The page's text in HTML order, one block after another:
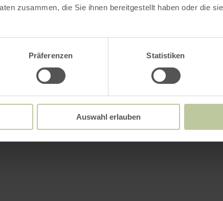
zusammen, die Sie ihnen bereitgestellt haben oder die
Präferenzen Statistiken
Auswahl erlauben